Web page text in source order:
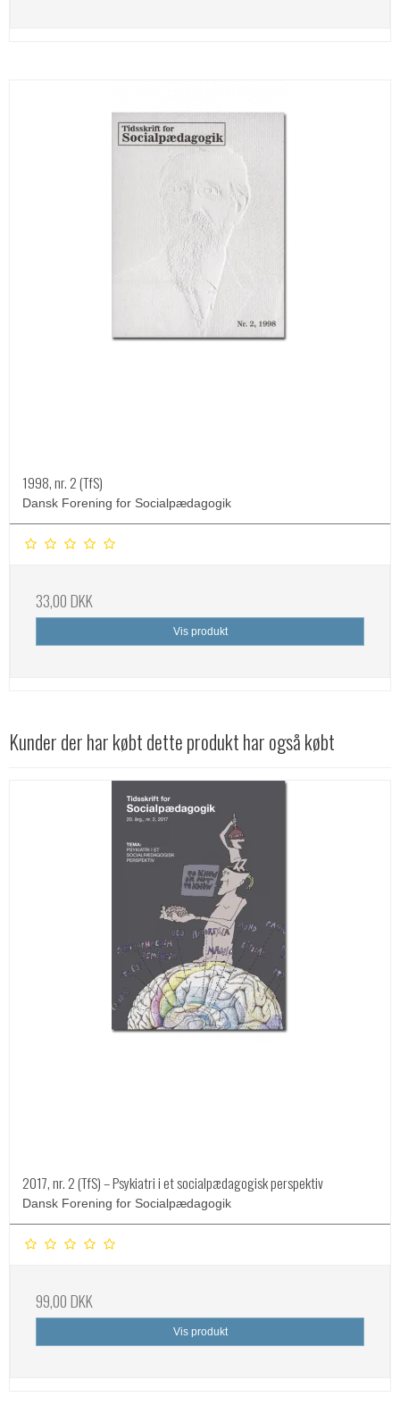
1998, nr. 2 (TfS)
Dansk Forening for Socialpædagogik
33,00 DKK
Vis produkt
Kunder der har købt dette produkt har også købt
2017, nr. 2 (TfS) – Psykiatri i et socialpædagogisk perspektiv
Dansk Forening for Socialpædagogik
99,00 DKK
Vis produkt